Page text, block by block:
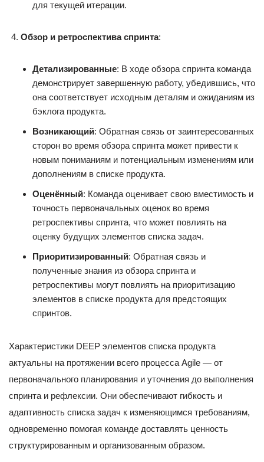
для текущей итерации.
Обзор и ретроспектива спринта:
Детализированные: В ходе обзора спринта команда
демонстрирует завершенную работу, убедившись, что
она соответствует исходным деталям и ожиданиям из
бэклога продукта.
Возникающий: Обратная связь от заинтересованных
сторон во время обзора спринта может привести к
новым пониманиям и потенциальным изменениям или
дополнениям в списке продукта.
Оценённый: Команда оценивает свою вместимость и
точность первоначальных оценок во время
ретроспективы спринта, что может повлиять на
оценку будущих элементов списка задач.
Приоритизированный: Обратная связь и
полученные знания из обзора спринта и
ретроспективы могут повлиять на приоритизацию
элементов в списке продукта для предстоящих
спринтов.
Характеристики DEEP элементов списка продукта
актуальны на протяжении всего процесса Agile — от
первоначального планирования и уточнения до выполнения
спринта и рефлексии. Они обеспечивают гибкость и
адаптивность списка задач к изменяющимся требованиям,
одновременно помогая команде доставлять ценность
структурированным и организованным образом.